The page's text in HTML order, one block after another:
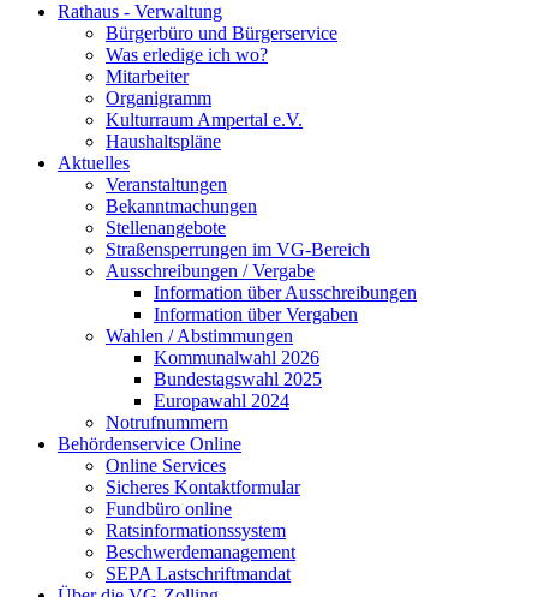
Rathaus - Verwaltung
Bürgerbüro und Bürgerservice
Was erledige ich wo?
Mitarbeiter
Organigramm
Kulturraum Ampertal e.V.
Haushaltspläne
Aktuelles
Veranstaltungen
Bekanntmachungen
Stellenangebote
Straßensperrungen im VG-Bereich
Ausschreibungen / Vergabe
Information über Ausschreibungen
Information über Vergaben
Wahlen / Abstimmungen
Kommunalwahl 2026
Bundestagswahl 2025
Europawahl 2024
Notrufnummern
Behördenservice Online
Online Services
Sicheres Kontaktformular
Fundbüro online
Ratsinformationssystem
Beschwerdemanagement
SEPA Lastschriftmandat